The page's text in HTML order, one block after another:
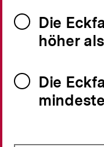
Die
höher
Die